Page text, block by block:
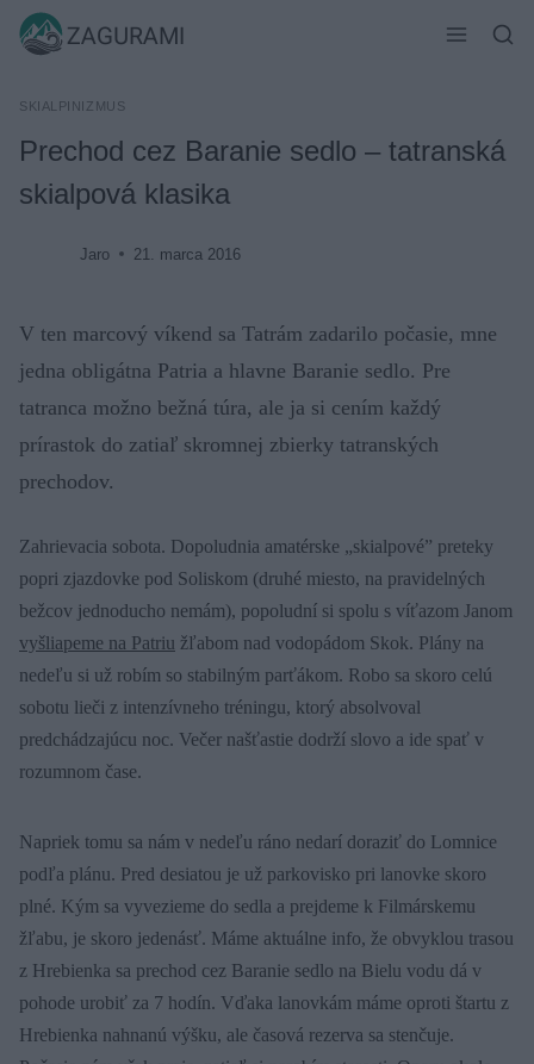
Skip
ZAGURAMI
SKIALPINIZMUS
Prechod cez Baranie sedlo – tatranská
skialpová klasika
Jaro 21. marca 2016
V ten marcový víkend sa Tatrám zadarilo počasie, mne
jedna obligátna Patria a hlavne Baranie sedlo. Pre
tatranca možno bežná túra, ale ja si cením každý
prírastok do zatiaľ skromnej zbierky tatranských
prechodov.
Zahrievacia sobota. Dopoludnia amatérske „skialpové” preteky
popri zjazdovke pod Soliskom (druhé miesto, na pravidelných
bežcov jednoducho nemám), popoludní si spolu s víťazom Janom
vyšliapeme na Patriu žľabom nad vodopádom Skok. Plány na
nedeľu si už robím so stabilným parťákom. Robo sa skoro celú
sobotu lieči z intenzívneho tréningu, ktorý absolvoval
predchádzajúcu noc. Večer našťastie dodrží slovo a ide spať v
rozumnom čase.
Napriek tomu sa nám v nedeľu ráno nedarí doraziť do Lomnice
podľa plánu. Pred desiatou je už parkovisko pri lanovke skoro
plné. Kým sa vyvezieme do sedla a prejdeme k Filmárskemu
žľabu, je skoro jedenásť. Máme aktuálne info, že obvyklou trasou
z Hrebienka sa prechod cez Baranie sedlo na Bielu vodu dá v
pohode urobiť za 7 hodín. Vďaka lanovkám máme oproti štartu z
Hrebienka nahnanú výšku, ale časová rezerva sa stenčuje.